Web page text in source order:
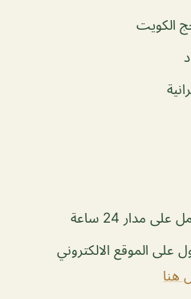
الكويت
مدار 24 ساعة
على الموقع الالكتروني
هنا